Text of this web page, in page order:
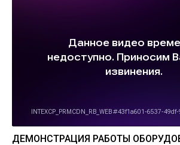
ДЕМОНСТРАЦИЯ РАБОТЫ